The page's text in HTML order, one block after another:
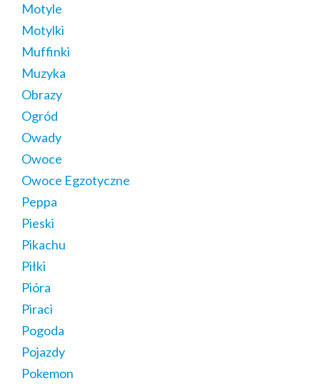
Motyle
Motylki
Muffinki
Muzyka
Obrazy
Ogród
Owady
Owoce
Owoce Egzotyczne
Peppa
Pieski
Pikachu
Piłki
Pióra
Piraci
Pogoda
Pojazdy
Pokemon